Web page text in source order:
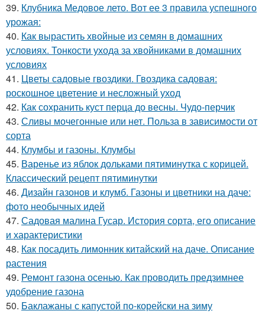
39. Клубника Медовое лето. Вот ее 3 правила успешного
урожая:
40. Как вырастить хвойные из семян в домашних
условиях. Тонкости ухода за хвойниками в домашних
условиях
41. Цветы садовые гвоздики. Гвоздика садовая:
роскошное цветение и несложный уход
42. Как сохранить куст перца до весны. Чудо-перчик
43. Сливы мочегонные или нет. Польза в зависимости от
сорта
44. Клумбы и газоны. Клумбы
45. Варенье из яблок дольками пятиминутка с корицей.
Классический рецепт пятиминутки
46. Дизайн газонов и клумб. Газоны и цветники на даче:
фото необычных идей
47. Садовая малина Гусар. История сорта, его описание
и характеристики
48. Как посадить лимонник китайский на даче. Описание
растения
49. Ремонт газона осенью. Как проводить предзимнее
удобрение газона
50. Баклажаны с капустой по-корейски на зиму